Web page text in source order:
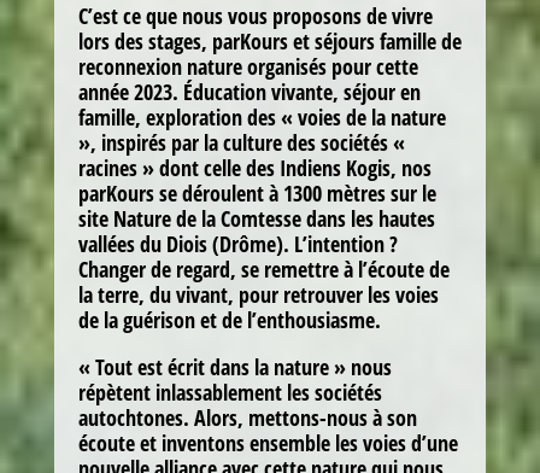
C’est ce que nous vous proposons de vivre
lors des stages, parKours et séjours famille de
reconnexion nature organisés pour cette
année 2023. Éducation vivante, séjour en
famille, exploration des « voies de la nature
», inspirés par la culture des sociétés «
racines » dont celle des Indiens Kogis, nos
parKours se déroulent à 1300 mètres sur le
site Nature de la Comtesse dans les hautes
vallées du Diois (Drôme). L’intention ?
Changer de regard, se remettre à l’écoute de
la terre, du vivant, pour retrouver les voies
de la guérison et de l’enthousiasme.
« Tout est écrit dans la nature » nous
répètent inlassablement les sociétés
autochtones. Alors, mettons-nous à son
écoute et inventons ensemble les voies d’une